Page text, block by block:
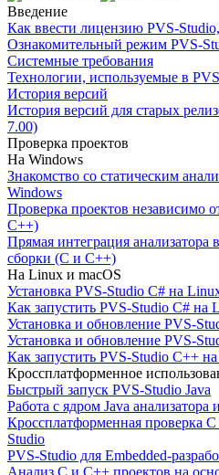
Введение
Как ввести лицензию PVS-
Ознакомительный режим PVS-
Системные требования
Технологии, используемые в
История версий
История версий для старых
7.00)
Проверка проектов
На Windows
Знакомство со статическим
Windows
Проверка проектов независимо
C++)
Прямая интеграция анализатора
сборки (C и C++)
На Linux и macOS
Установка PVS-Studio C# на
Как запустить PVS-Studio C# на
Установка и обновление PVS-
Установка и обновление PVS-
Как запустить PVS-Studio C++
Кроссплатформенное
Быстрый запуск PVS-Studio Java
Работа с ядром Java анализатора
Кроссплатформенная проверка
Studio
PVS-Studio для Embedded-
Анализ C и C++ проектов на